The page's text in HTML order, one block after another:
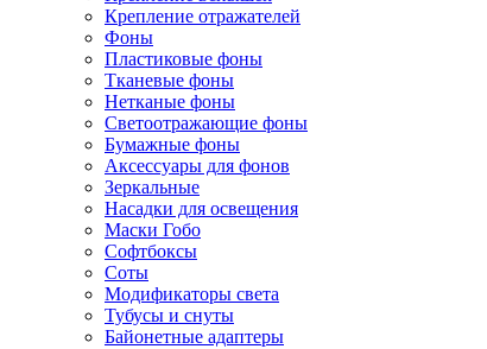
Крепление отражателей
Фоны
Пластиковые фоны
Тканевые фоны
Нетканые фоны
Светоотражающие фоны
Бумажные фоны
Аксессуары для фонов
Зеркальные
Насадки для освещения
Маски Гобо
Софтбоксы
Соты
Модификаторы света
Тубусы и снуты
Байонетные адаптеры